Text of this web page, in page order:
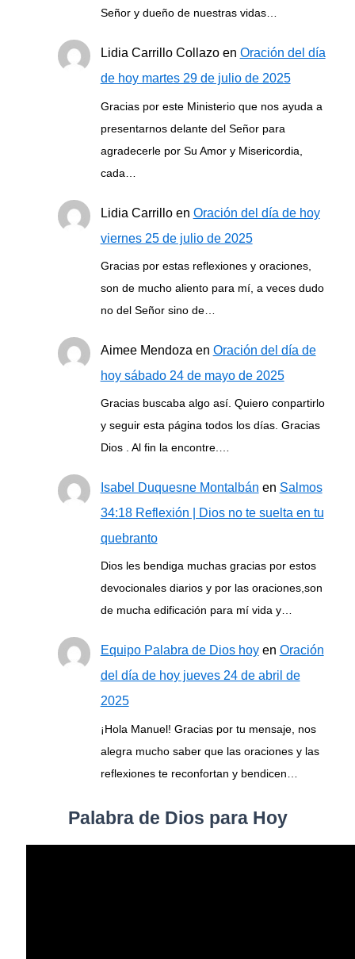
Señor y dueño de nuestras vidas…
Lidia Carrillo Collazoen Oración del día
de hoy martes 29 de julio de 2025
Gracias por este Ministerio que nos ayuda a
presentarnos delante del Señor para
agradecerle por Su Amor y Misericordia,
cada…
Lidia Carrilloen Oración del día de hoy
viernes 25 de julio de 2025
Gracias por estas reflexiones y oraciones,
son de mucho aliento para mí, a veces dudo
no del Señor sino de…
Aimee Mendoza en Oración del día de
hoy sábado 24 de mayo de 2025
Gracias buscaba algo así. Quiero conpartirlo
y seguir esta página todos los días. Gracias
Dios . Al fin la encontre.…
Isabel Duquesne Montalbán en Salmos
34:18 Reflexión | Dios no te suelta en tu
quebranto
Dios les bendiga muchas gracias por estos
devocionales diarios y por las oraciones,son
de mucha edificación para mí vida y…
Equipo Palabra de Dios hoyen Oración
del día de hoy jueves 24 de abril de
2025
¡Hola Manuel! Gracias por tu mensaje, nos
alegra mucho saber que las oraciones y las
reflexiones te reconfortan y bendicen…
Palabra de Dios para Hoy